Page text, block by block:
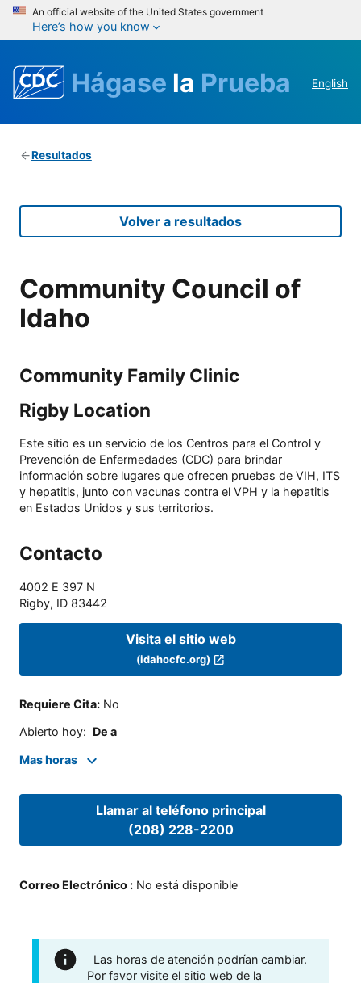
An official website of the United States government
Here’s how you know
Hágase la Prueba English
Resultados
Volver a resultados
Community Council of
Idaho
Community Family Clinic
Rigby Location
Este sitio es un servicio de los Centros para el Control y
Prevención de Enfermedades (CDC) para brindar
información sobre lugares que ofrecen pruebas de VIH, ITS
y hepatitis, junto con vacunas contra el VPH y la hepatitis
en Estados Unidos y sus territorios.
Contacto
4002 E 397 N
Rigby, ID 83442
Visita el sitio web
(idahocfc.org)
Requiere Cita: No
Abierto hoy: De a
Mas horas
Llamar al teléfono principal
(208) 228-2200
Correo Electrónico : No está disponible
Las horas de atención podrían cambiar.
Por favor visite el sitio web de la